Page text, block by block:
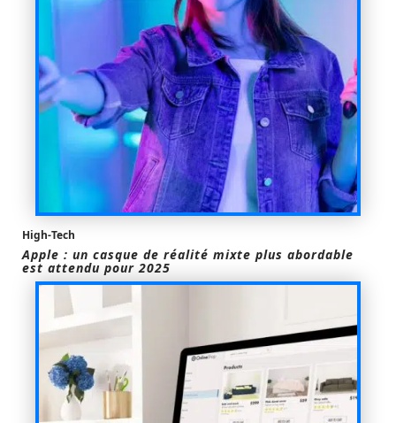
High-Tech
Apple : un casque de réalité mixte plus abordable
est attendu pour 2025